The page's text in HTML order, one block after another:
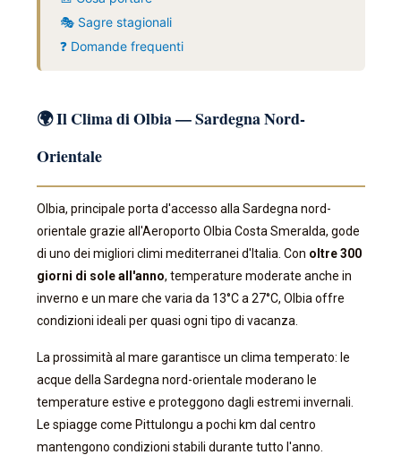
🎭 Sagre stagionali
❓ Domande frequenti
🌍 Il Clima di Olbia — Sardegna Nord-
Orientale
Olbia, principale porta d'accesso alla Sardegna nord-
orientale grazie all'Aeroporto Olbia Costa Smeralda, gode
di uno dei migliori climi mediterranei d'Italia. Con oltre 300
giorni di sole all'anno, temperature moderate anche in
inverno e un mare che varia da 13°C a 27°C, Olbia offre
condizioni ideali per quasi ogni tipo di vacanza.
La prossimità al mare garantisce un clima temperato: le
acque della Sardegna nord-orientale moderano le
temperature estive e proteggono dagli estremi invernali.
Le spiagge come Pittulongu a pochi km dal centro
mantengono condizioni stabili durante tutto l'anno.